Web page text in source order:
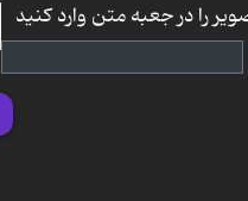
را در جعبه متن وارد کنید